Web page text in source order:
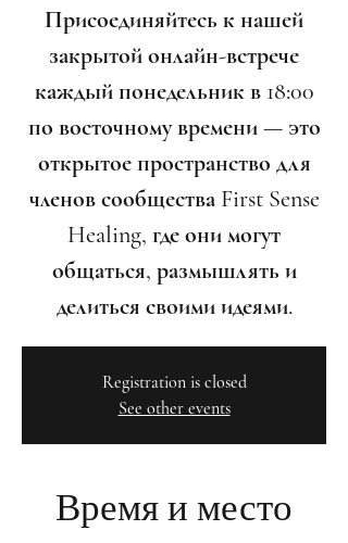
Присоединяйтесь к нашей
закрытой онлайн-встрече
каждый понедельник в 18:00
по восточному времени — это
открытое пространство для
членов сообщества First Sense
Healing, где они могут
общаться, размышлять и
делиться своими идеями.
Registration is closed
See other events
Время и место